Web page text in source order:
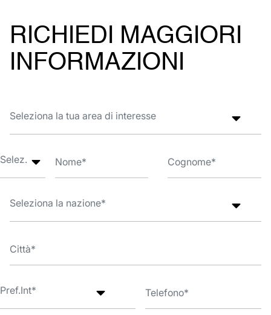
RICHIEDI MAGGIORI
INFORMAZIONI